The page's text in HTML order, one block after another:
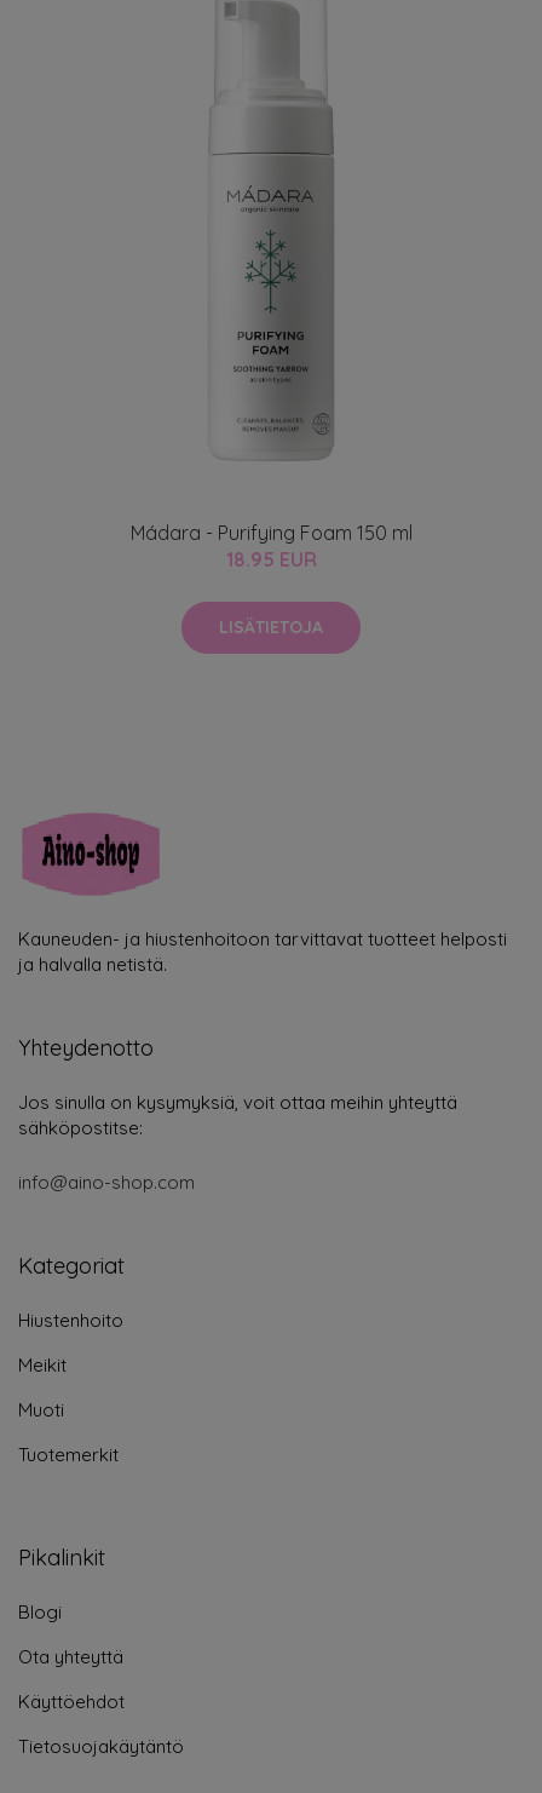
Mádara - Purifying Foam 150 ml
18.95 EUR
LISÄTIETOJA
Kauneuden- ja hiustenhoitoon tarvittavat tuotteet helposti
ja halvalla netistä.
Yhteydenotto
Jos sinulla on kysymyksiä, voit ottaa meihin yhteyttä
sähköpostitse:
info@aino-shop.com
Kategoriat
Hiustenhoito
Meikit
Muoti
Tuotemerkit
Pikalinkit
Blogi
Ota yhteyttä
Käyttöehdot
Tietosuojakäytäntö